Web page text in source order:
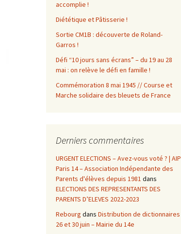
accomplie !
Diététique et Pâtisserie !
Sortie CM1B : découverte de Roland-
Garros !
Défi “10 jours sans écrans” – du 19 au 28
mai : on relève le défi en famille !
Commémoration 8 mai 1945 // Course et
Marche solidaire des bleuets de France
Derniers commentaires
URGENT ELECTIONS – Avez-vous voté ? | AIP
Paris 14 – Association Indépendante des
Parents d'élèves depuis 1981 dans
ELECTIONS DES REPRESENTANTS DES
PARENTS D’ELEVES 2022-2023
Rebourg dans Distribution de dictionnaires
26 et 30 juin – Mairie du 14e